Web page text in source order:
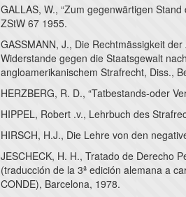
GALLAS, W., “Zum gegenwärtigen
ZStW 67 1955.
GASSMANN, J., Die Rechtmässigkeit
Widerstande gegen die Staatsgewalt
angloamerikanischem Strafrecht, Diss.,
HERZBERG, R. D., “Tatbestands-oder
HIPPEL, Robert .v., Lehrbuch des
HIRSCH, H.J., Die Lehre von den
JESCHECK, H. H., Tratado de Derecho
(traducción de la 3ª edición alemana a
CONDE), Barcelona, 1978.